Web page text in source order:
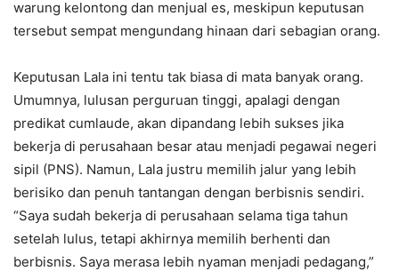
warung kelontong dan menjual es, meskipun keputusan
tersebut sempat mengundang hinaan dari sebagian orang.
Keputusan Lala ini tentu tak biasa di mata banyak orang.
Umumnya, lulusan perguruan tinggi, apalagi dengan
predikat cumlaude, akan dipandang lebih sukses jika
bekerja di perusahaan besar atau menjadi pegawai negeri
sipil (PNS). Namun, Lala justru memilih jalur yang lebih
berisiko dan penuh tantangan dengan berbisnis sendiri.
“Saya sudah bekerja di perusahaan selama tiga tahun
setelah lulus, tetapi akhirnya memilih berhenti dan
berbisnis. Saya merasa lebih nyaman menjadi pedagang,”